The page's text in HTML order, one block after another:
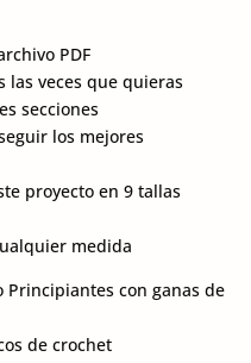
PDF
las veces que quieras
secciones
los mejores
proyecto en 9 tallas
medida
Principiantes con ganas de
de crochet